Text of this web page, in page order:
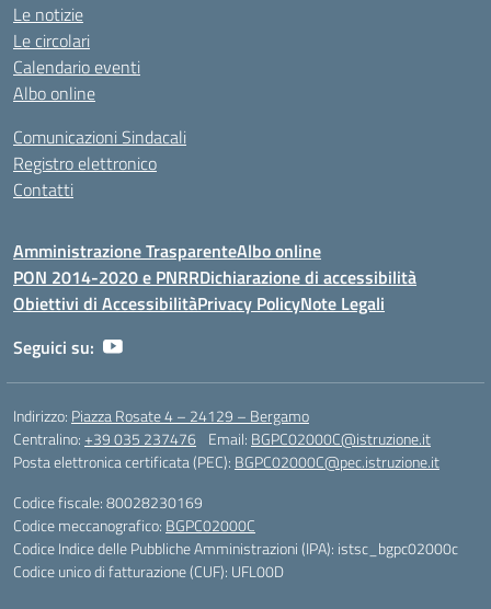
Le notizie
Le circolari
Calendario eventi
Albo online
Comunicazioni Sindacali
Registro elettronico
Contatti
Amministrazione TrasparenteAlbo online
PON 2014-2020 e PNRRDichiarazione di accessibilità
Obiettivi di AccessibilitàPrivacy PolicyNote Legali
Seguici su:
Indirizzo: Piazza Rosate 4 – 24129 – Bergamo
Centralino:+39 035 237476 Email: BGPC02000C@istruzione.it
Posta elettronica certificata (PEC): BGPC02000C@pec.istruzione.it
Codice fiscale: 80028230169
Codice meccanografico: BGPC02000C
Codice Indice delle Pubbliche Amministrazioni (IPA): istsc_bgpc02000c
Codice unico di fatturazione (CUF): UFL00D